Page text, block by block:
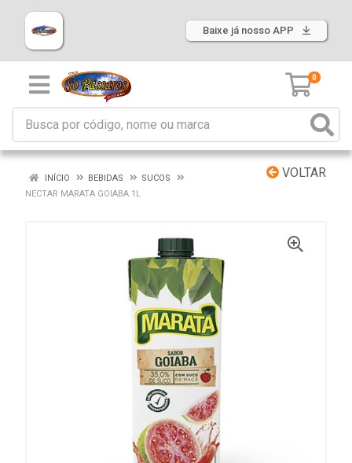
Baixe já nosso APP
0
VOLTAR
INÍCIO BEBIDAS
SUCOS
NECTAR MARATA GOIABA 1L